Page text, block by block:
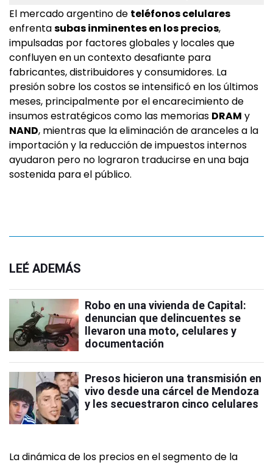
El mercado argentino de teléfonos celulares
enfrentasubas inminentes en los precios,
impulsadas por factores globales y locales que
confluyen en un contexto desafiante para
fabricantes, distribuidores y consumidores. La
presión sobre los costos se intensificó en los últimos
meses, principalmente por el encarecimiento de
insumos estratégicos como las memorias DRAM y
NAND, mientras que la eliminación de aranceles a la
importación y la reducción de impuestos internos
ayudaron pero no lograron traducirse en una baja
sostenida para el público.
LEÉ ADEMÁS
Robo en una vivienda de Capital:
denuncian que delincuentes se
llevaron una moto, celulares y
documentación
Presos hicieron una transmisión en
vivo desde una cárcel de Mendoza
y les secuestraron cinco celulares
La dinámica de los precios en el segmento de la